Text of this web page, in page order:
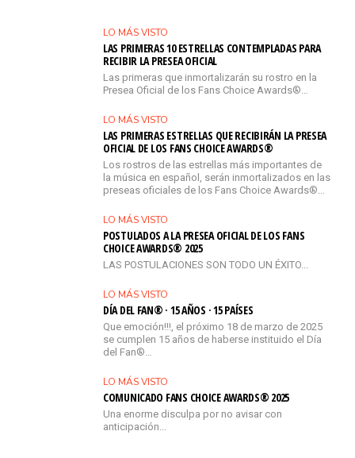
LO MÁS VISTO
LAS PRIMERAS 10 ESTRELLAS CONTEMPLADAS PARA
RECIBIR LA PRESEA OFICIAL
Las primeras que inmortalizarán su rostro en la
Presea Oficial de los Fans Choice Awards®…
LO MÁS VISTO
LAS PRIMERAS ESTRELLAS QUE RECIBIRÁN LA PRESEA
OFICIAL DE LOS FANS CHOICE AWARDS®
Los rostros de las estrellas más importantes de
la música en español, serán inmortalizados en las
preseas oficiales de los Fans Choice Awards®...
LO MÁS VISTO
POSTULADOS A LA PRESEA OFICIAL DE LOS FANS
CHOICE AWARDS® 2025
LAS POSTULACIONES SON TODO UN ÉXITO...
LO MÁS VISTO
DÍA DEL FAN® · 15 AÑOS · 15 PAÍSES
Que emoción!!!, el próximo 18 de marzo de 2025
se cumplen 15 años de haberse instituido el Día
del Fan®…
LO MÁS VISTO
COMUNICADO FANS CHOICE AWARDS® 2025
Una enorme disculpa por no avisar con
anticipación...